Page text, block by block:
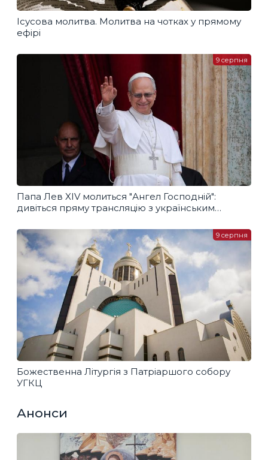
Ісусова молитва. Молитва на чотках у прямому
ефірі
Папа Лев XIV молиться "Ангел Господній":
дивіться пряму трансляцію з українським
9 серпня
Божественна Літургія з Патріаршого собору
УГКЦ
9 серпня
Анонси